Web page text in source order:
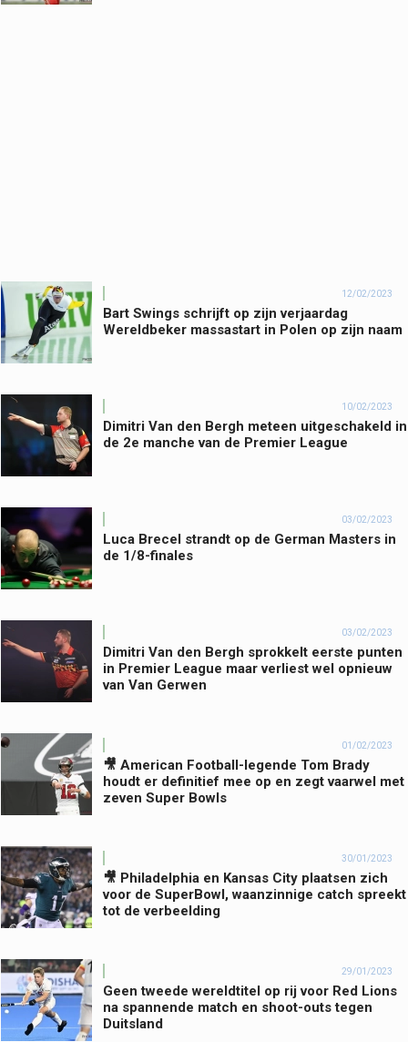
12/02/2023
Bart Swings schrijft op zijn verjaardag
Wereldbeker massastart in Polen op zijn naam
10/02/2023
Dimitri Van den Bergh meteen uitgeschakeld in
de 2e manche van de Premier League
03/02/2023
Luca Brecel strandt op de German Masters in
de 1/8-finales
03/02/2023
Dimitri Van den Bergh sprokkelt eerste punten
in Premier League maar verliest wel opnieuw
van Van Gerwen
01/02/2023
🎥 American Football-legende Tom Brady
houdt er definitief mee op en zegt vaarwel met
zeven Super Bowls
30/01/2023
🎥 Philadelphia en Kansas City plaatsen zich
voor de SuperBowl, waanzinnige catch spreekt
tot de verbeelding
29/01/2023
Geen tweede wereldtitel op rij voor Red Lions
na spannende match en shoot-outs tegen
Duitsland